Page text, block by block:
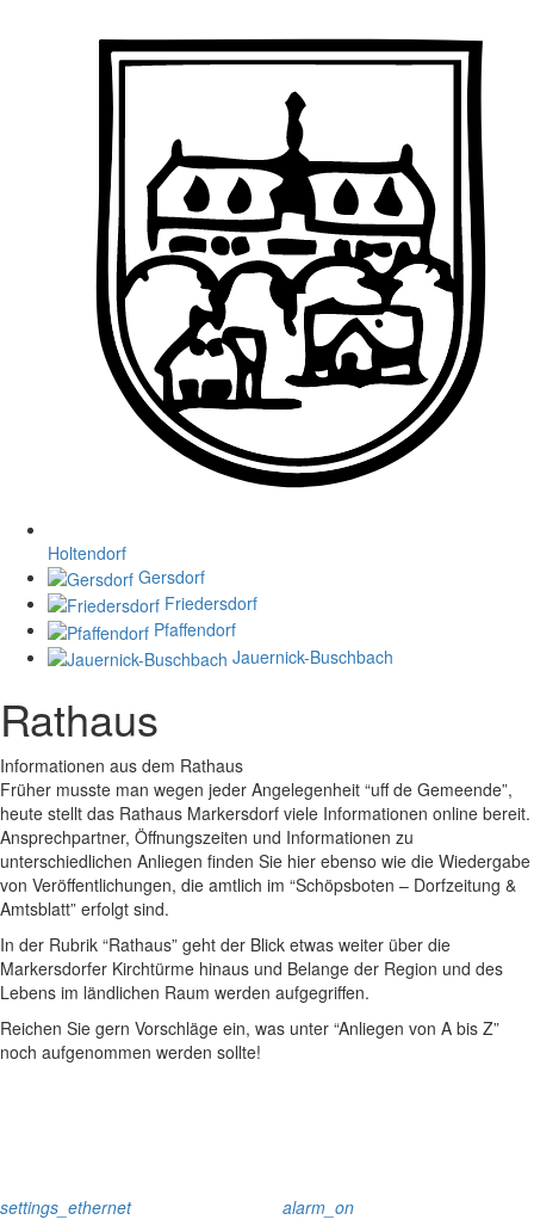
Holtendorf
Gersdorf
Friedersdorf
Pfaffendorf
Jauernick-Buschbach
Rathaus
Informationen aus dem Rathaus
Früher musste man wegen jeder Angelegenheit “uff de Gemeende”,
heute stellt das Rathaus Markersdorf viele Informationen online bereit.
Ansprechpartner, Öffnungszeiten und Informationen zu
unterschiedlichen Anliegen finden Sie hier ebenso wie die Wiedergabe
von Veröffentlichungen, die amtlich im “Schöpsboten – Dorfzeitung &
Amtsblatt” erfolgt sind.
In der Rubrik “Rathaus” geht der Blick etwas weiter über die
Markersdorfer Kirchtürme hinaus und Belange der Region und des
Lebens im ländlichen Raum werden aufgegriffen.
Reichen Sie gern Vorschläge ein, was unter “Anliegen von A bis Z”
noch aufgenommen werden sollte!
settings_ethernet alarm_on